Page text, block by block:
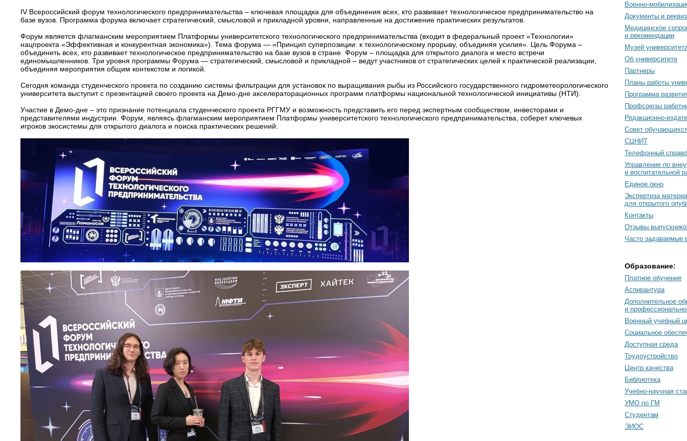
IV Всероссийский форум технологического предпринимательства – ключевая площадка для объединения всех, кто развивает технологическое предпринимательство на
базе вузов. Программа форума включает стратегический, смысловой и прикладной уровни, направленные на достижение практических результатов.
Форум является флагманским мероприятием Платформы университетского технологического предпринимательства (входит в федеральный проект «Технологии»
нацпроекта «Эффективная и конкурентная экономика»). Тема форума — «Принцип суперпозиции: к технологическому прорыву, объединяя усилия». Цель Форума –
объединить всех, кто развивает технологическое предпринимательство на базе вузов в стране. Форум – площадка для открытого диалога и место встречи
единомышленников. Три уровня программы Форума — стратегический, смысловой и прикладной – ведут участников от стратегических целей к практической реализации,
объединяя мероприятия общим контекстом и логикой.
Сегодня команда студенческого проекта по созданию системы фильтрации для установок по выращивания рыбы из Российского государственного гидрометеорологического
университета выступит с презентацией своего проекта на Демо-дне акселераторационных программ платформы национальной технологической инициативы (НТИ).
Участие в Демо-дне – это признание потенциала студенческого проекта РГГМУ и возможность представить его перед экспертным сообществом, инвесторами и
представителями индустрии. Форум, являясь флагманским мероприятием Платформы университетского технологического предпринимательства, соберет ключевых
игроков экосистемы для открытого диалога и поиска практических решений.
Военно-
Документы и
Медицинское
и рекомендации
Музей
Об университете
Партнеры
Планы работы
Программа
Профсоюзы
Редакционно-
Cовет
СЦНИТ
Телефонный
Управление по
и воспитательной
Единое окно
Экспертиза
для открытого
Контакты
Отзывы
Часто задаваемые
Образование:
Платное обучение
Аспирантура
Дополнительное
и
Военный учебный
Социальное
Доступная среда
Трудоустройство
Центр качества
Библиотека
Учебно-научная
УМО по ГМ
Студентам
ЭИОС